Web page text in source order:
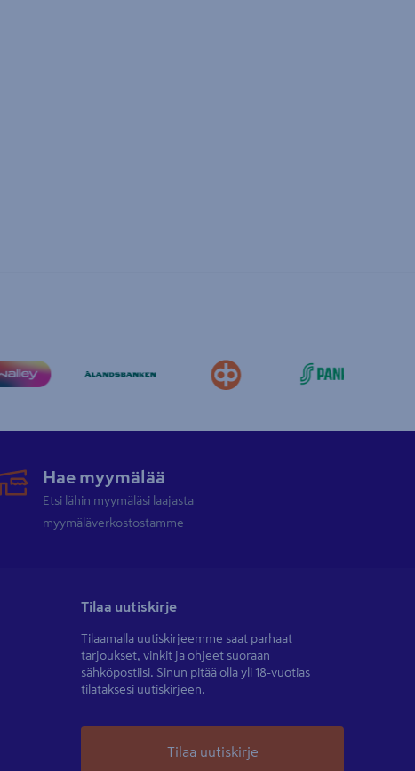
Hae myymälää
Etsi lähin myymäläsi laajasta
myymäläverkostostamme
Tilaa uutiskirje
Tilaamalla uutiskirjeemme saat parhaat
tarjoukset, vinkit ja ohjeet suoraan
sähköpostiisi. Sinun pitää olla yli 18-vuotias
tilataksesi uutiskirjeen.
Tilaa uutiskirje